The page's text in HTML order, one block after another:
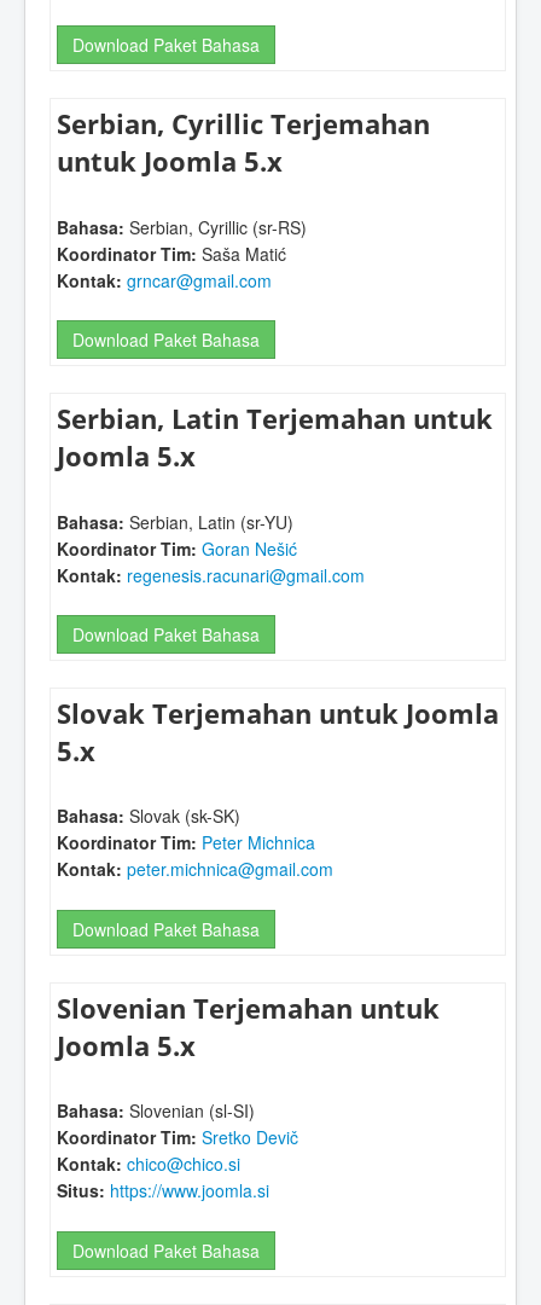
Download Paket Bahasa
Serbian, Cyrillic Terjemahan
untuk Joomla 5.x
Bahasa: Serbian, Cyrillic (sr-RS)
Koordinator Tim: Saša Matić
Kontak: grncar@gmail.com
Download Paket Bahasa
Serbian, Latin Terjemahan untuk
Joomla 5.x
Bahasa: Serbian, Latin (sr-YU)
Koordinator Tim: Goran Nešić
Kontak: regenesis.racunari@gmail.com
Download Paket Bahasa
Slovak Terjemahan untuk Joomla
5.x
Bahasa: Slovak (sk-SK)
Koordinator Tim: Peter Michnica
Kontak: peter.michnica@gmail.com
Download Paket Bahasa
Slovenian Terjemahan untuk
Joomla 5.x
Bahasa: Slovenian (sl-SI)
Koordinator Tim: Sretko Devič
Kontak: chico@chico.si
Situs: https://www.joomla.si
Download Paket Bahasa